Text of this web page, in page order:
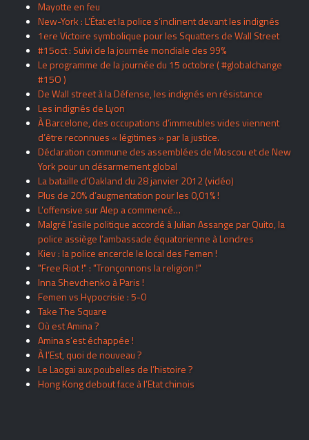
Mayotte en feu
New-York : L’État et la police s’inclinent devant les indignés
1ere Victoire symbolique pour les Squatters de Wall Street
#15oct : Suivi de la journée mondiale des 99%
Le programme de la journée du 15 octobre ( #globalchange
#15O )
De Wall street à la Défense, les indignés en résistance
Les indignés de Lyon
À Barcelone, des occupations d’immeubles vides viennent
d’être reconnues « légitimes » par la justice.
Déclaration commune des assemblées de Moscou et de New
York pour un désarmement global
La bataille d’Oakland du 28 janvier 2012 (vidéo)
Plus de 20% d’augmentation pour les 0,01% !
L’offensive sur Alep a commencé…
Malgré l’asile politique accordé à Julian Assange par Quito, la
police assiège l’ambassade équatorienne à Londres
Kiev : la police encercle le local des Femen !
"Free Riot !" : "Tronçonnons la religion !"
Inna Shevchenko à Paris !
Femen vs Hypocrisie : 5-0
Take The Square
Où est Amina ?
Amina s’est échappée !
À l’Est, quoi de nouveau ?
Le Laogai aux poubelles de l’histoire ?
Hong Kong debout face à l’Etat chinois